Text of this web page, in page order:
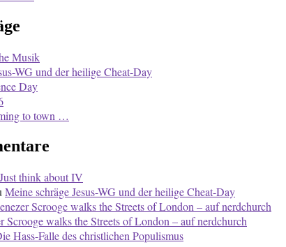
Musik
WG und der heilige Cheat-Day
Day
to town …
Just think about IV
Meine schräge Jesus-WG und der heilige Cheat-Day
Scrooge walks the Streets of London – auf nerdchurch
Scrooge walks the Streets of London – auf nerdchurch
Hass-Falle des christlichen Populismus